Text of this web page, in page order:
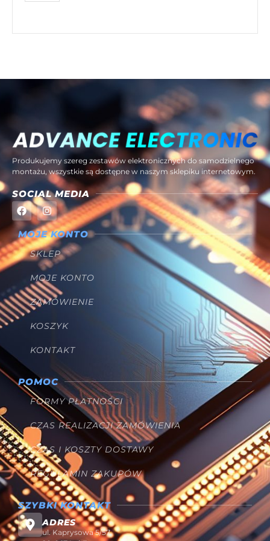
Produkujemy szereg zestawów elektronicznych do samodzielnego
montażu, wszystkie są dostępne w naszym sklepiku internetowym.
SOCIAL MEDIA
MOJE KONTO
SKLEP
MOJE KONTO
ZAMÓWIENIE
KOSZYK
KONTAKT
POMOC
FORMY PŁATNOŚCI
CZAS REALIZACJI ZAMÓWIENIA
CZAS I KOSZTY DOSTAWY
REGULAMIN ZAKUPÓW
SZYBKI KONTAKT
ADRES
ul. Kaprysowa 5/57